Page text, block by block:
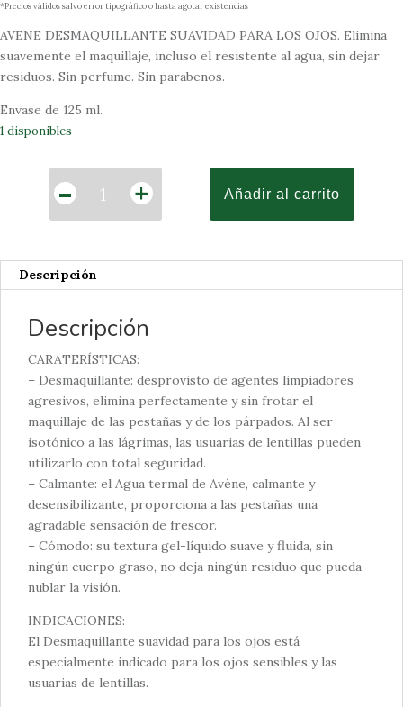
*Precios válidos salvo error tipográfico o hasta agotar existencias
AVENE DESMAQUILLANTE SUAVIDAD PARA LOS OJOS. Elimina
suavemente el maquillaje, incluso el resistente al agua, sin dejar
residuos. Sin perfume. Sin parabenos.
Envase de 125 ml.
1 disponibles
- + Añadir al carrito
Descripción
Descripción
CARATERÍSTICAS:
– Desmaquillante: desprovisto de agentes limpiadores
agresivos, elimina perfectamente y sin frotar el
maquillaje de las pestañas y de los párpados. Al ser
isotónico a las lágrimas, las usuarias de lentillas pueden
utilizarlo con total seguridad.
– Calmante: el Agua termal de Avène, calmante y
desensibilizante, proporciona a las pestañas una
agradable sensación de frescor.
– Cómodo: su textura gel-líquido suave y fluida, sin
ningún cuerpo graso, no deja ningún residuo que pueda
nublar la visión.
INDICACIONES:
El Desmaquillante suavidad para los ojos está
especialmente indicado para los ojos sensibles y las
usuarias de lentillas.